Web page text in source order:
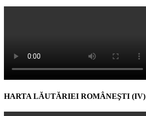
HARTA LĂUTĂRIEI ROMÂNEŞTI (IV)